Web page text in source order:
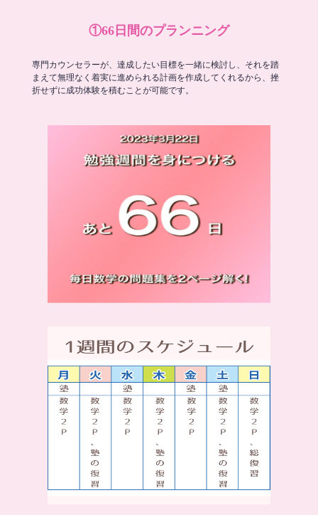
①66日間のプランニング
専門カウンセラーが、達成したい目標を一緒に検討し、それを踏
まえて無理なく着実に進められる計画を作成してくれるから、挫
折せずに成功体験を積むことが可能です。